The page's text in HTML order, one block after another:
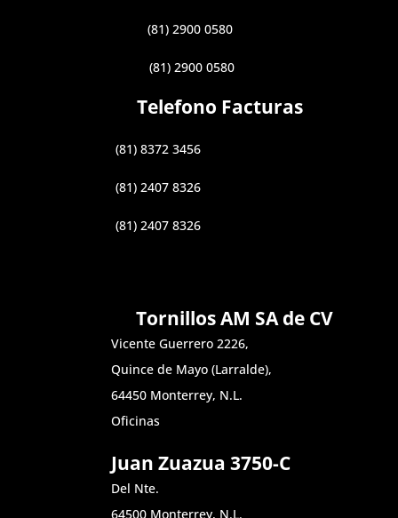
(81) 2900 0580
(81) 2900 0580
Telefono Facturas
(81) 8372 3456
(81) 2407 8326
(81) 2407 8326
Tornillos AM SA de CV
Vicente Guerrero 2226,
Quince de Mayo (Larralde),
64450 Monterrey, N.L.
Oficinas
Juan Zuazua 3750-C
Del Nte.
64500 Monterrey, N.L.